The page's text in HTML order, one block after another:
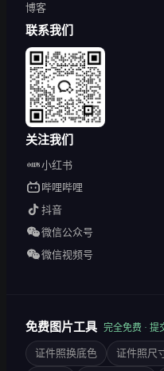
博客
联系我们
关注我们
小红书
哔哩哔哩
抖音
微信公众号
微信视频号
免费图片工具 完全免费 · 提
证件照换底色 证件照尺